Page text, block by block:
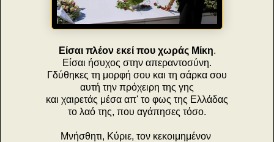
Είσαι πλέον εκεί που χωράς Μίκη.
Είσαι ήσυχος στην απεραντοσύνη.
Γδύθηκες τη μορφή σου και τη σάρκα σου
αυτή την πρόχειρη της γης
και χαιρετάς μέσα απ' το φως της Ελλάδας
το λαό της, που αγάπησες τόσο.
Μνήσθητι, Κύριε, τον κεκοιμημένον